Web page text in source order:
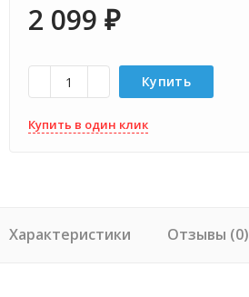
2 099 ₽
Купить
Купить в один клик
Характеристики Отзывы (0)